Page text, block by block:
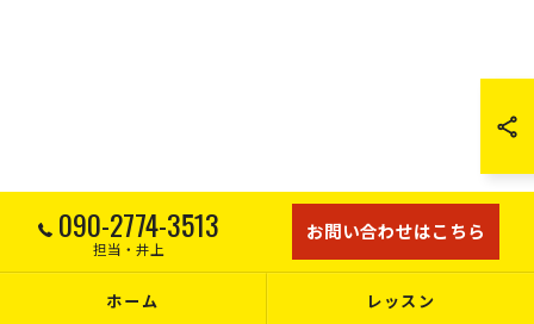
090-2774-3513
担当・井上
お問い合わせはこちら
ホーム レッスン